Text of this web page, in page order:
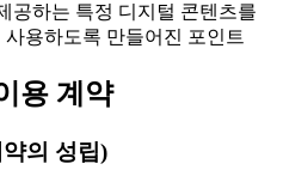
공하는 특정 디지털 콘텐츠를
사용하도록 만들어진 포인트
용 계약
의 성립)